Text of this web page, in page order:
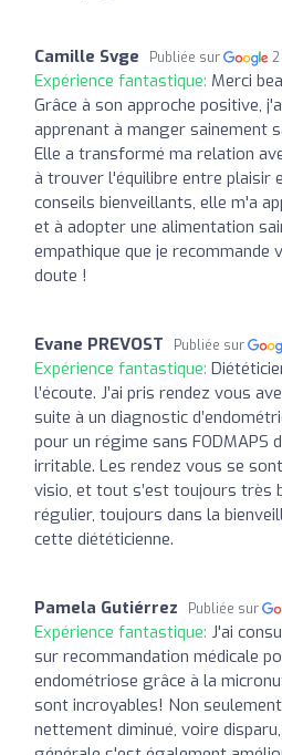
Camille Svge Publiée sur
Expérience fantastique: Merci
Grâce à son approche positive,
apprenant à manger sainement
Elle a transformé ma relation
à trouver l'équilibre entre plaisir
conseils bienveillants, elle m'a
et à adopter une alimentation
empathique que je recommande
doute !
Evane PREVOST Publiée sur
Expérience fantastique:
l’écoute. J’ai pris rendez vous
suite à un diagnostic
pour un régime sans FODMAPS
irritable. Les rendez vous se
visio, et tout s’est toujours très
régulier, toujours dans la
cette diététicienne.
Pamela Gutiérrez Publiée sur
Expérience fantastique: J'ai
sur recommandation médicale
endométriose grâce à la
sont incroyables! Non
nettement diminué, voire